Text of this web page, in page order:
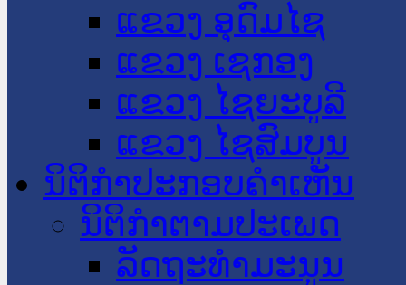
ແຂວງ ອຸດົມໄຊ
ແຂວງ ເຊກອງ
ແຂວງ ໄຊຍະບູລີ
ແຂວງ ໄຊສົມບູນ
ນິຕິກໍາປະກອບຄໍາເຫັນ
ນິຕິກໍາຕາມປະເພດ
ລັດຖະທໍາມະນູນ